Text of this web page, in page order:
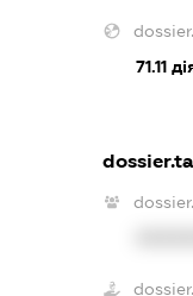
71.11